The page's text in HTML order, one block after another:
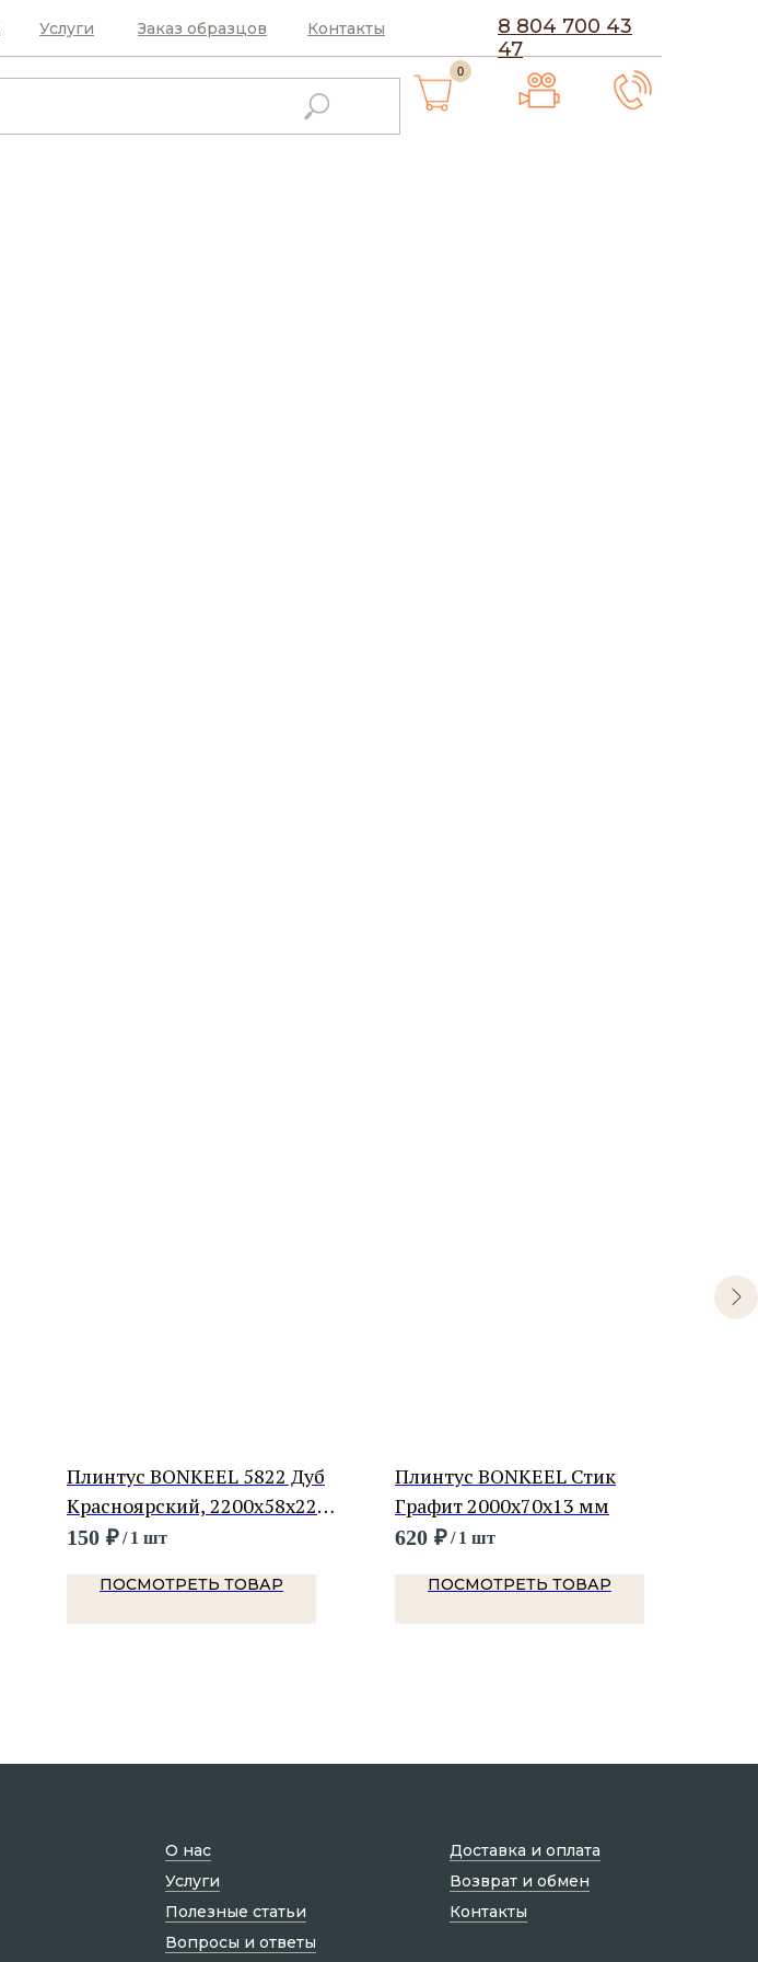
8 804 700 43
47
Услуги Контакты
Заказ образцов
0
Плинтус BONKEEL 5822 Дуб
Красноярский, 2200х58х22
мм
150 ₽/ 1 шт
ПОСМОТРЕТЬ ТОВАР
Плинтус BONKEEL Стик
Графит 2000х70х13 мм
620 ₽/ 1 шт
ПОСМОТРЕТЬ ТОВАР
О нас
Услуги
Полезные статьи
Вопросы и ответы
Доставка и оплата
Возврат и обмен
Контакты